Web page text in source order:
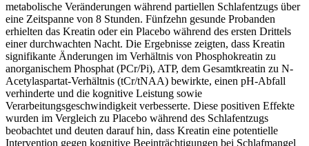
metabolische Veränderungen während partiellen Schlafentzugs über
eine Zeitspanne von 8 Stunden. Fünfzehn gesunde Probanden
erhielten das Kreatin oder ein Placebo während des ersten Drittels
einer durchwachten Nacht. Die Ergebnisse zeigten, dass Kreatin
signifikante Änderungen im Verhältnis von Phosphokreatin zu
anorganischem Phosphat (PCr/Pi), ATP, dem Gesamtkreatin zu N-
Acetylaspartat-Verhältnis (tCr/tNAA) bewirkte, einen pH-Abfall
verhinderte und die kognitive Leistung sowie
Verarbeitungsgeschwindigkeit verbesserte. Diese positiven Effekte
wurden im Vergleich zu Placebo während des Schlafentzugs
beobachtet und deuten darauf hin, dass Kreatin eine potentielle
Intervention gegen kognitive Beeinträchtigungen bei Schlafmangel